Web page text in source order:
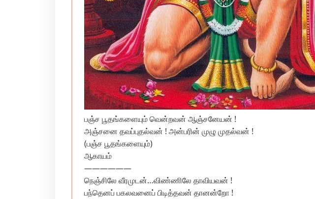
பஞ்ச பூதங்களையும் வென்றவன் ஆஞ்சனேயன் !
அஞ்சனை தவப்புதல்வன் ! அன்பரின் முழு முதல்வன் !
(பஞ்ச பூதங்களையும்)
ஆகாயம்
——————
நெஞ்சிலே வீரமுடன்…விண்ணிலே தாவியவன் !
பந்தெனப் பகலவனைப் பிடித்தவன் தானன்றோ !